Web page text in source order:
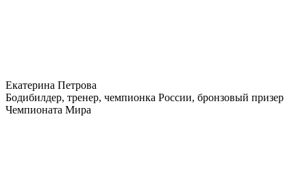
Екатерина Петрова
Бодибилдер, тренер, чемпионка России, бронзовый призер
Чемпионата Мира